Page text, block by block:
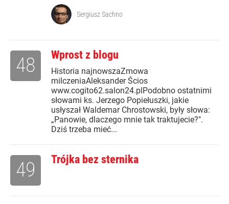
Sergiusz Sachno
Wprost z blogu
Historia najnowszaZmowa
milczeniaAleksander Ścios
www.cogito62.salon24.plPodobno ostatnimi
słowami ks. Jerzego Popiełuszki, jakie
usłyszał Waldemar Chrostowski, były słowa:
„Panowie, dlaczego mnie tak traktujecie?".
Dziś trzeba mieć...
48
Trójka bez sternika
49